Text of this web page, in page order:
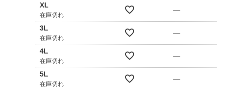
XL
在庫切れ
—
3L
在庫切れ
—
4L
在庫切れ
—
5L
在庫切れ
—